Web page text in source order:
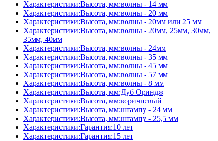
Характеристики:Высота, мм:волны - 14 мм
Характеристики:Высота, мм:волны - 20 мм
Характеристики:Высота, мм:волны - 20мм или 25 мм
Характеристики:Высота, мм:волны - 20мм, 25мм, 30мм,
35мм, 40мм
Характеристики:Высота, мм:волны - 24мм
Характеристики:Высота, мм:волны - 35 мм
Характеристики:Высота, мм:волны - 45 мм
Характеристики:Высота, мм:волны - 57 мм
Характеристики:Высота, мм:волны - 8 мм
Характеристики:Высота, мм:Дуб Ориндж
Характеристики:Высота, мм:коричневый
Характеристики:Высота, мм:штампу - 24 мм
Характеристики:Высота, мм:штампу - 25,5 мм
Характеристики:Гарантия:10 лет
Характеристики:Гарантия:15 лет